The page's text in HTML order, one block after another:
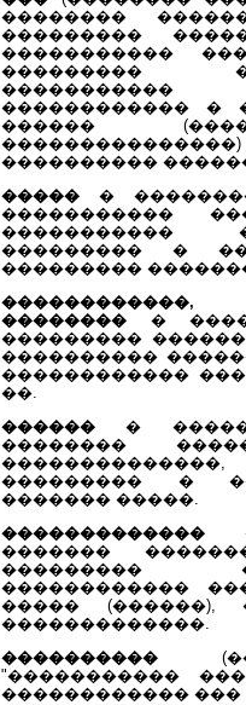
��������
���������
�����������
���������
�����������
������������ �
������
����������
����� �
�����������
�����������
��������� �
���������
������������,
�������� �
���������
����������
������������
��.
������ �
��������
��������� �
������� �����.
������������� �
�������
���������
������������
����� (������),
�������������.
����������
"�����������
������������ ���